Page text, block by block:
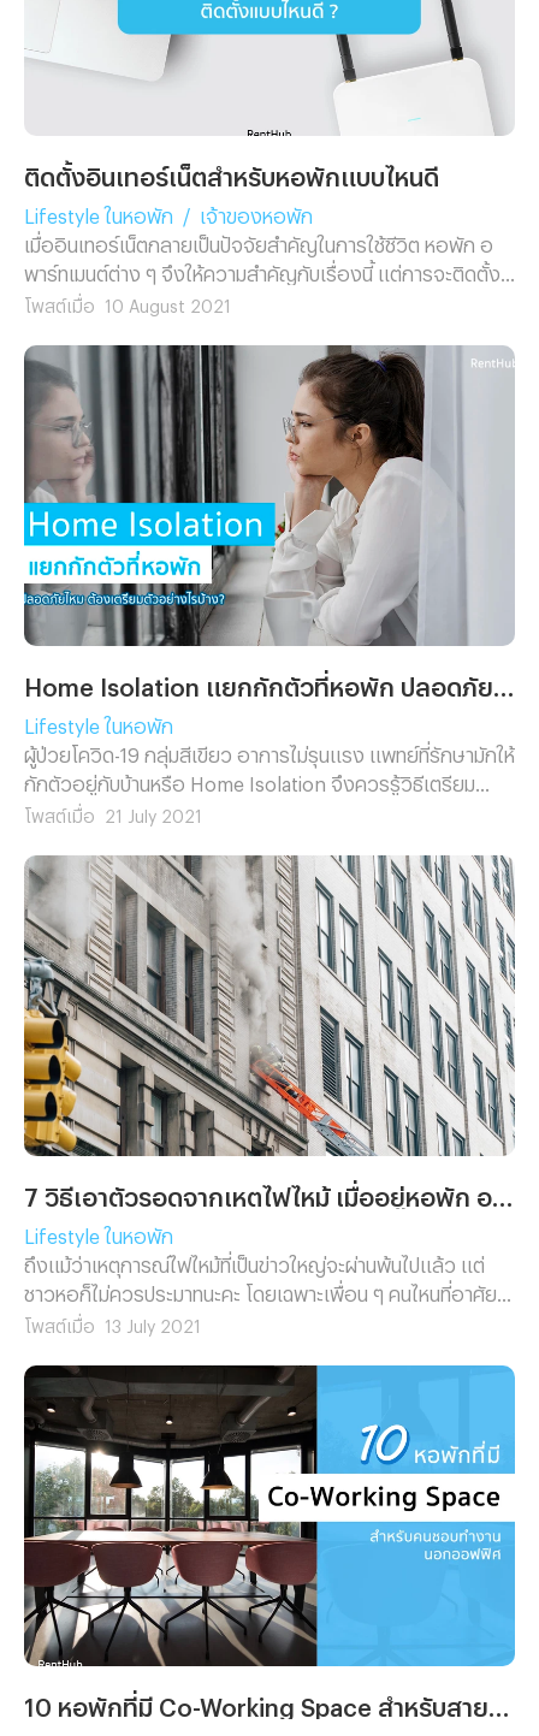
ติดตั้งอินเทอร์เน็ตสำหรับหอพักแบบไหนดี
Lifestyle ในหอพัก /
เจ้าของหอพัก
เมื่ออินเทอร์เน็ตกลายเป็นปัจจัยสำคัญในการใช้ชีวิต หอพัก อ
พาร์ทเมนต์ต่าง ๆ จึงให้ความสำคัญกับเรื่องนี้ แต่การจะติดตั้ง
Wi-Fi หอพัก ก็ต้องมีวิธีเลือกอย่างเหมาะสม
โพสต์เมื่อ 10 August 2021
Lifestyle ในหอพัก
ผู้ป่วยโควิด-19 กลุ่มสีเขียว อาการไม่รุนแรง แพทย์ที่รักษามักให้
กักตัวอยู่กับบ้านหรือ Home Isolation จึงควรรู้วิธีเตรียม
ตนเองให้พร้อม ลดการแพร่เชื้อกับผู้อื่น
โพสต์เมื่อ 21 July 2021
Lifestyle ในหอพัก
ถึงแม้ว่าเหตุการณ์ไฟไหม้ที่เป็นข่าวใหญ่จะผ่านพ้นไปแล้ว แต่
ชาวหอก็ไม่ควรประมาทนะคะ โดยเฉพาะเพื่อน ๆ คนไหนที่อาศัย
อยู่ในหอพัก อพาร์ทเม้นท์ หรือคอนโดที่มีขนาดใหญ่หลายชั้น ก็
อุปกรณ์ safety เพียงพอหรือไม่ พอถึงเวลาเกิดเหตุคับขันขึ้น
มาเราจะได้เตรียมตัวได้ทันค่ะ ไปดู 7 วิธีเอาตัวรอดจากเหตุไฟ
ไหม้ เมื่ออยู่หอพัก อพาร์ทเม้นท์ที่ Renthub แนะนำมากัน ก่อน
อื่นเลยคือต้องตั้งสติ รีบออกจากอาคารให้เร็วที่สุด ห้ามใช้ลิฟต์
เด็ดขาด ควรใช้บันไดหนีไฟแทน กดสัญญาณเตือนภัยเพื่อแจ้ง
ให้เพื่อนบ้านทราบ หาผ้าชุบน้ำปิดปาก ปิดจมูก ใช้แสงไฟจากมือ
ถือส่องขอความช่วยเหลือ หากติดอยู่ในห้อง ไม่ควรรีบเปิด
ประตู ควรลองจับประตูหรือผนังเพื่อเช็คความร้อนก่อน หากติด
อยู่มุมอับหรือใกล้พื้นที่ไฟไหม้ ควรหมอบคลานต่ำ เพื่อหลีกเลี่ยง
ควันไฟ เมื่อรู้ถึงขั้นตอนการเอาตัวรอดกันแล้ว สิ่งที่สำคัญที่สุด
อีกอย่างนึงเลยก็คือการตั้งสติให้ดีที่สุด และไม่ควรจะห่วง
ของใช้หรือทรัพย์สินมากเกินไป ควรพาตัวเองออกจาก
เหตุการณ์นี้ให้ได้เสียก่อน เมื่อเอาตัวรอดออกมาได้แล้ว อย่าลืม
โพสต์เมื่อ 13 July 2021